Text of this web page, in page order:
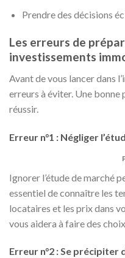
Prendre des décisions
Les erreurs de
investissements
Avant de vous lancer dans
erreurs à éviter. Une
réussir.
Erreur n°1 : Négliger
Ignorer l’étude de marché
essentiel de connaître les
locataires et les prix dans
vous aidera à faire des choix
Erreur n°2 : Se précipiter